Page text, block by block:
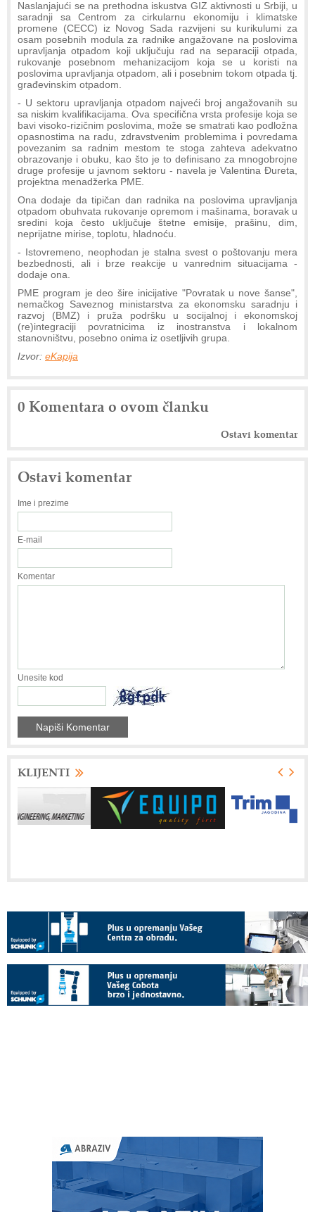
Naslanjajući se na prethodna iskustva GIZ aktivnosti u Srbiji, u
saradnji sa Centrom za cirkularnu ekonomiju i klimatske
promene (CECC) iz Novog Sada razvijeni su kurikulumi za
osam posebnih modula za radnike angažovane na poslovima
upravljanja otpadom koji uključuju rad na separaciji otpada,
rukovanje posebnom mehanizacijom koja se u koristi na
poslovima upravljanja otpadom, ali i posebnim tokom otpada tj.
građevinskim otpadom.
- U sektoru upravljanja otpadom najveći broj angažovanih su
sa niskim kvalifikacijama. Ova specifična vrsta profesije koja se
bavi visoko-rizičnim poslovima, može se smatrati kao podložna
opasnostima na radu, zdravstvenim problemima i povredama
povezanim sa radnim mestom te stoga zahteva adekvatno
obrazovanje i obuku, kao što je to definisano za mnogobrojne
druge profesije u javnom sektoru - navela je Valentina Đureta,
projektna menadžerka PME.
Ona dodaje da tipičan dan radnika na poslovima upravljanja
otpadom obuhvata rukovanje opremom i mašinama, boravak u
sredini koja često uključuje štetne emisije, prašinu, dim,
neprijatne mirise, toplotu, hladnoću.
- Istovremeno, neophodan je stalna svest o poštovanju mera
bezbednosti, ali i brze reakcije u vanrednim situacijama -
dodaje ona.
PME program je deo šire inicijative "Povratak u nove šanse",
nemačkog Saveznog ministarstva za ekonomsku saradnju i
razvoj (BMZ) i pruža podršku u socijalnoj i ekonomskoj
(re)integraciji povratnicima iz inostranstva i lokalnom
stanovništvu, posebno onima iz osetljivih grupa.
Izvor: eKapija
0 Komentara o ovom članku
Ostavi komentar
Ostavi komentar
Ime i prezime
E-mail
Komentar
Unesite kod
KLIJENTI